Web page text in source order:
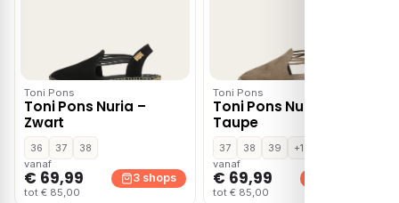
Toni Pons
Toni Pons Nuria –
Zwart
36 37
38
vanaf
€ 69,99
tot € 85,00
3 shops
Toni Pons
Toni Pons Nuria –
Taupe
37 38 39
+1
vanaf
€ 69,99
tot € 85,00